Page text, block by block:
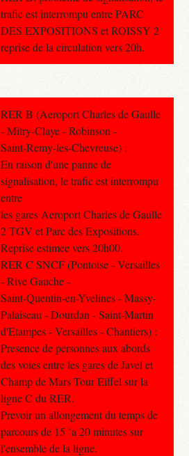
trafic est interrompu entre PARC
DES EXPOSITIONS et ROISSY 2
reprise de la circulation vers 20h.
RER B (Aeroport Charles de Gaulle
- Mitry-Claye - Robinson -
Saint-Remy-les-Chevreuse) :
En raison d'une panne de
signalisation, le trafic est interrompu
entre
les gares Aeroport Charles de Gaulle
2 TGV et Parc des Expositions.
Reprise estimee vers 20h00.
RER C SNCF (Pontoise - Versailles
- Rive Gauche -
Saint-Quentin-en-Yvelines - Massy-
Palaiseau - Dourdan - Saint-Martin
d'Etampes - Versailles - Chantiers) :
Presence de personnes aux abords
des voies entre les gares de Javel et
Champ de Mars Tour Eiffel sur la
ligne C du RER.
Prevoir un allongement du temps de
parcours de 15 `a 20 minutes sur
l'ensemble de la ligne.